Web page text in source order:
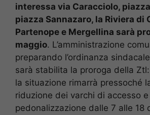
interessa via Caracciolo,
piazza Sannazaro, la Riviera di
Partenope e Mergellina sarà
maggio. L’amministrazione
preparando l’ordinanza
sarà stabilita la proroga della
la situazione rimarrà pressoché
riduzione dei varchi di accesso e
pedonalizzazione dalle 7 alle 18